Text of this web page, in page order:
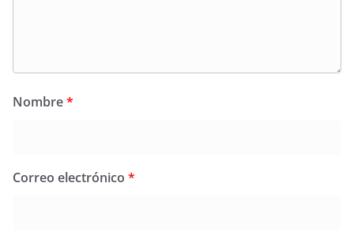
Nombre*
Correo electrónico *